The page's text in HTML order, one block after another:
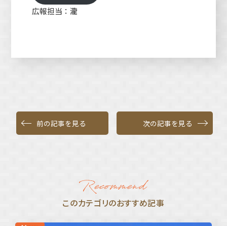
広報担当：瀧
前の記事を見る 次の記事を見る
このカテゴリのおすすめ記事